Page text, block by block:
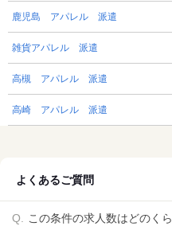
鹿児島 アパレル 派遣
雑貨アパレル 派遣
高槻 アパレル 派遣
高崎 アパレル 派遣
よくあるご質問
この条件の求人数はどのく